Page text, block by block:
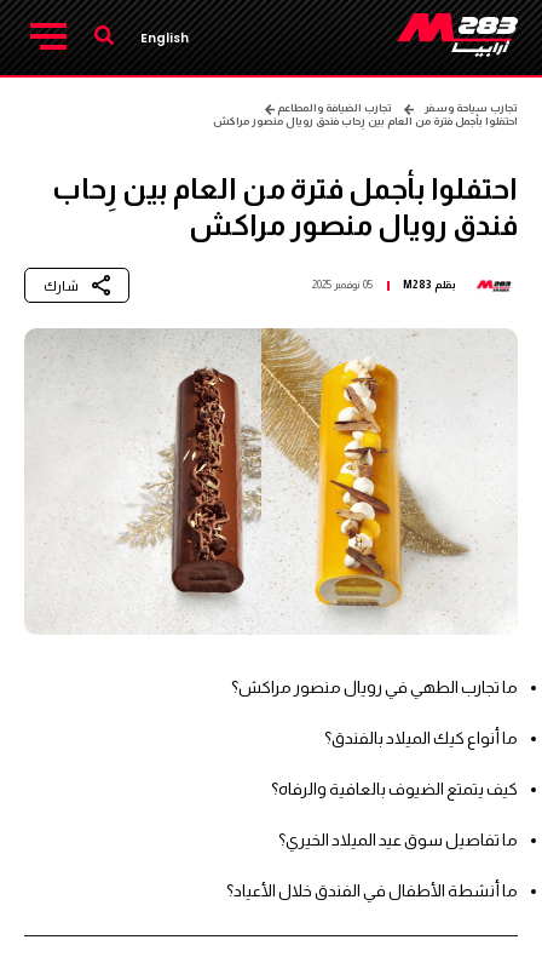
English
تجارب سياحة وسفر
تجارب الضيافة والمطاعم
احتفلوا بأجمل فترة من العام بين رِحاب فندق رويال منصور مراكش
احتفلوا بأجمل فترة من العام بين رِحاب
فندق رويال منصور مراكش
بقلم M283 05 نوفمبر 2025 شارك
ما تجارب الطهي في رويال منصور مراكش؟
ما أنواع كيك الميلاد بالفندق؟
كيف يتمتع الضيوف بالعافية والرفاه؟
ما تفاصيل سوق عيد الميلاد الخيري؟
ما أنشطة الأطفال في الفندق خلال الأعياد؟